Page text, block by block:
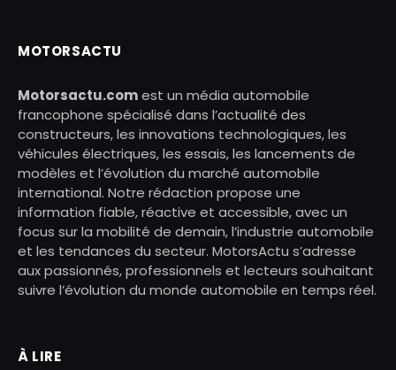
MOTORSACTU
Motorsactu.comest un média automobile
francophone spécialisé dans l’actualité des
constructeurs, les innovations technologiques, les
véhicules électriques, les essais, les lancements de
modèles et l’évolution du marché automobile
international. Notre rédaction propose une
information fiable, réactive et accessible, avec un
focus sur la mobilité de demain, l’industrie automobile
et les tendances du secteur. MotorsActu s’adresse
aux passionnés, professionnels et lecteurs souhaitant
suivre l’évolution du monde automobile en temps réel.
À LIRE